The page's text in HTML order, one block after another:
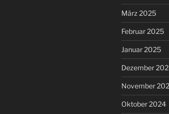
März 2025
Februar 2025
Januar 2025
Dezember
November
Oktober 2024